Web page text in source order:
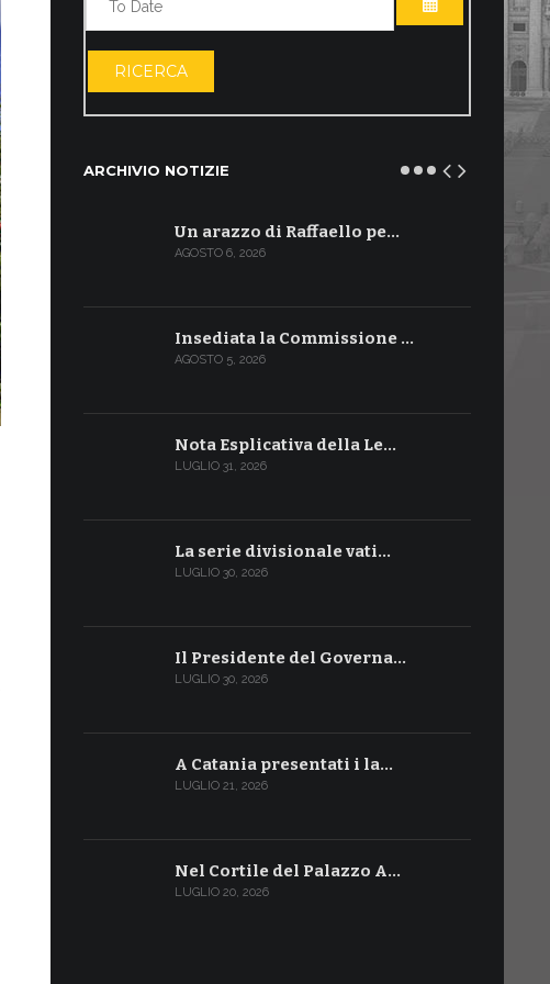
APRI IL
RICERCA
ARCHIVIO NOTIZIE
Un arazzo di Raffaello pe…
AGOSTO 6, 2026
Insediata la Commissione …
AGOSTO 5, 2026
Nota Esplicativa della Le…
LUGLIO 31, 2026
La serie divisionale vati…
LUGLIO 30, 2026
Il Presidente del Governa…
LUGLIO 30, 2026
A Catania presentati i la…
LUGLIO 21, 2026
Nel Cortile del Palazzo A…
LUGLIO 20, 2026